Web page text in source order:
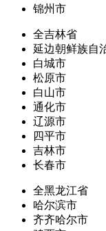
锦州市
全吉林省
延边朝鲜族自
白城市
松原市
白山市
通化市
辽源市
四平市
吉林市
长春市
全黑龙江省
哈尔滨市
齐齐哈尔市